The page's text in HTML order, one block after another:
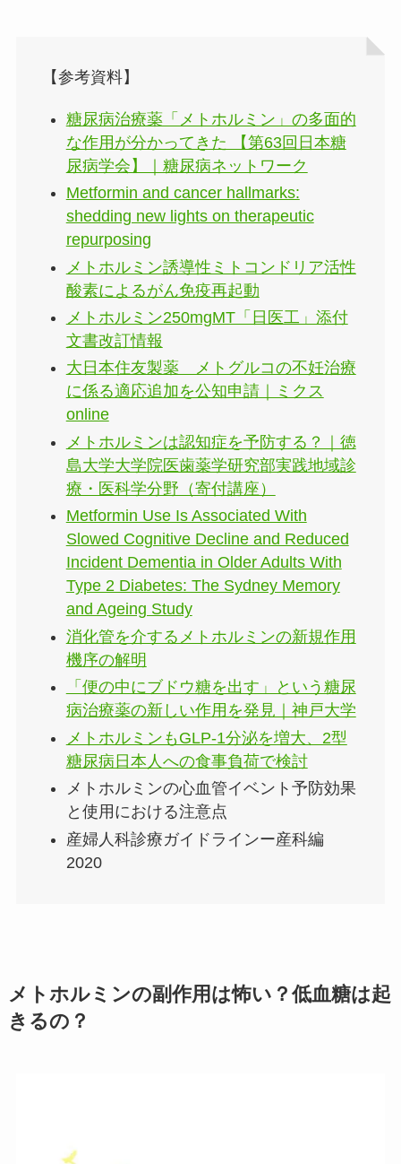
【参考資料】
糖尿病治療薬「メトホルミン」の多面的
な作用が分かってきた 【第63回日本糖
尿病学会】｜糖尿病ネットワーク
Metformin and cancer hallmarks:
shedding new lights on therapeutic
repurposing
メトホルミン誘導性ミトコンドリア活性
酸素によるがん免疫再起動
メトホルミン250mgMT「日医工」添付
文書改訂情報
大日本住友製薬 メトグルコの不妊治療
に係る適応追加を公知申請｜ミクス
online
メトホルミンは認知症を予防する？｜徳
島大学大学院医歯薬学研究部実践地域診
療・医科学分野（寄付講座）
Metformin Use Is Associated With
Slowed Cognitive Decline and Reduced
Incident Dementia in Older Adults With
Type 2 Diabetes: The Sydney Memory
and Ageing Study
消化管を介するメトホルミンの新規作用
機序の解明
「便の中にブドウ糖を出す」という糖尿
病治療薬の新しい作用を発見｜神戸大学
メトホルミンもGLP-1分泌を増大、2型
糖尿病日本人への食事負荷で検討
メトホルミンの心血管イベント予防効果
と使用における注意点
産婦人科診療ガイドラインー産科編
2020
メトホルミンの副作用は怖い？低血糖は起
きるの？